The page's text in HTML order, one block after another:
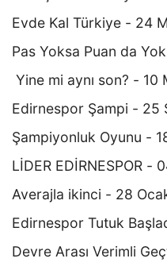
Evde Kal Türkiye - 24
Pas Yoksa Puan da
Yine mi aynı son? -
Edirnespor Şampi - 25
Şampiyonluk Oyunu -
LİDER EDİRNESPOR -
Averajla ikinci - 28
Edirnespor Tutuk
Devre Arası Verimli